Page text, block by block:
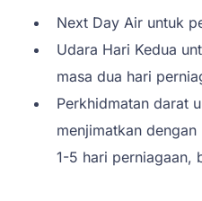
Next Day Air untuk
Udara Hari Kedua
masa dua hari
Perkhidmatan darat
menjimatkan
1-5 hari perniagaan,